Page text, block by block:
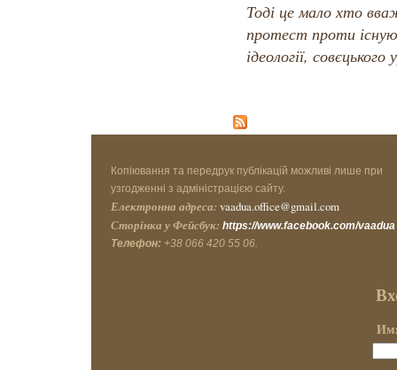
Тоді це мало хто
протест проти
ідеології,
Копіювання та передрук публікацій можливі лише при
узгодженні з адміністрацією сайту.
Електронна адреса: vaadua.office@gmail.com
Сторінка у Фейсбук: https://www.facebook.com/vaadua
Телефон: +38 066 420 55 06.